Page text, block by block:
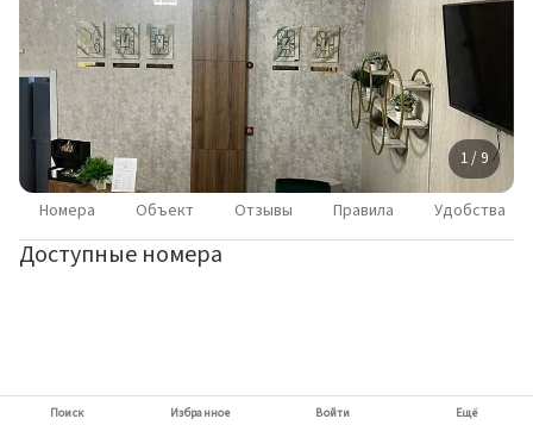
1 / 9
Номера Объект Отзывы Правила Удобства
Доступные номера
Поиск Избранное Войти Ещё